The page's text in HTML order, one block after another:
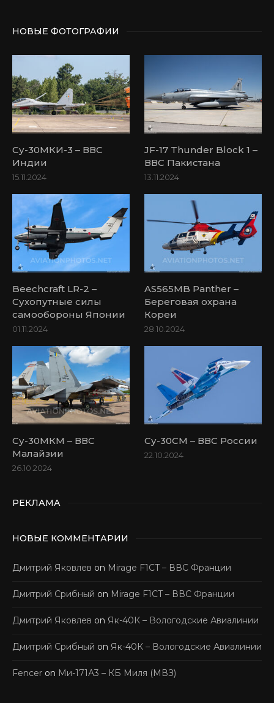
НОВЫЕ ФОТОГРАФИИ
Су-30МКИ-3 – ВВС
Индии
15.11.2024
JF-17 Thunder Block 1 –
ВВС Пакистана
13.11.2024
Beechcraft LR-2 –
Сухопутные силы
самообороны Японии
01.11.2024
AS565MB Panther –
Береговая охрана
Кореи
28.10.2024
Су-30МКМ – ВВС
Малайзии
26.10.2024
Су-30СМ – ВВС России
22.10.2024
РЕКЛАМА
НОВЫЕ КОММЕНТАРИИ
Дмитрий Яковлев on Mirage F1CT – ВВС Франции
Дмитрий Срибный on Mirage F1CT – ВВС Франции
Дмитрий Яковлев on Як-40К – Вологодские Авиалинии
Дмитрий Срибный on Як-40К – Вологодские Авиалинии
Fencer on Ми-171А3 – КБ Миля (МВЗ)